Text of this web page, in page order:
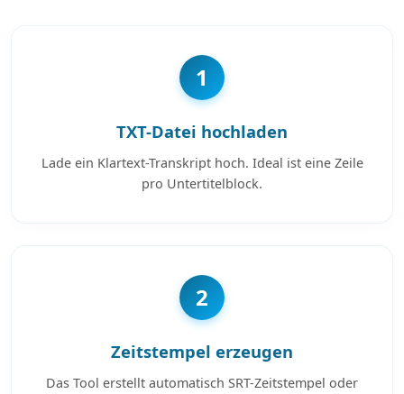
1
TXT-Datei hochladen
Lade ein Klartext-Transkript hoch. Ideal ist eine Zeile
pro Untertitelblock.
2
Zeitstempel erzeugen
Das Tool erstellt automatisch SRT-Zeitstempel oder